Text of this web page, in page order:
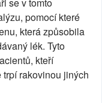
se v tomto
pomocí které
která způsobila
lék. Tyto
kteří
rakovinou jiných